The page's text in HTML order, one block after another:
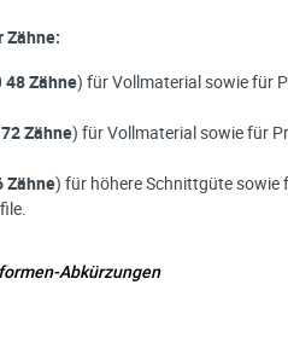
Zähne:
48 Zähne) für Vollmaterial sowie für
72 Zähne) für Vollmaterial sowie für
Zähne) für höhere Schnittgüte sowie
Abkürzungen